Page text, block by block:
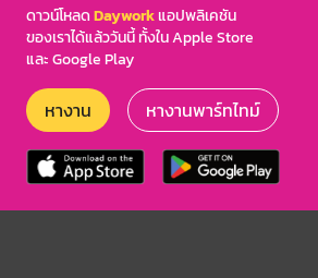
ดาวน์โหลดDayworkแอปพลิเคชัน
ของเราได้แล้ววันนี้ ทั้งใน Apple Store
และ Google Play
หางาน หางานพาร์ทไทม์